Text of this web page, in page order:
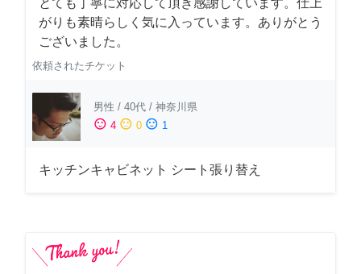
がりも素晴らしく気に入っています。ありがとう
ございました。
依頼されたチケット
男性 / 40代 / 神奈川県
sentiment_satisfied 4 sentiment_neutral 0 sentiment_dissatisfied 1
キッチンキャビネット シート張り替え